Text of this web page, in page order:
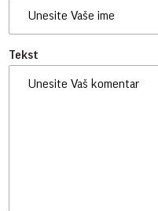
Tekst